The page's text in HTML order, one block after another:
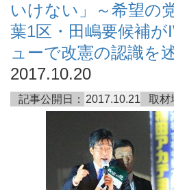
いけない」～希望の
葉1区・田嶋要候補
ューで改憲の認識を
2017.10.20
記事公開日： 2017.10.21 取材